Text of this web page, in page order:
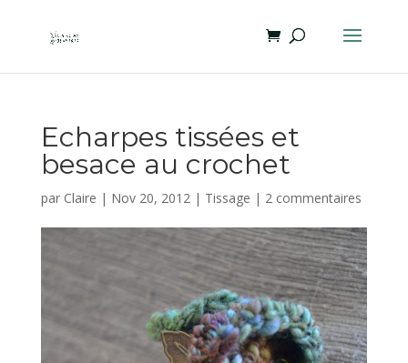
Echarpes tissées et
besace au crochet
par Claire | Nov 20, 2012| Tissage | 2 commentaires